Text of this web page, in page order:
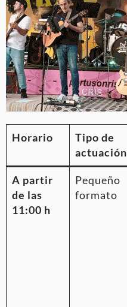
Horario
Tipo de
actuación
A partir
de las
11:00 h
Pequeño
formato